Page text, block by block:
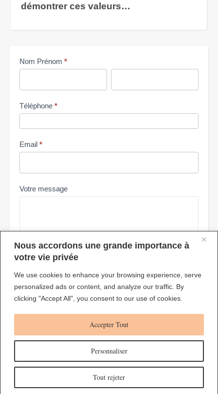
Nous accordons une grande importance à
votre vie privée
We use cookies to enhance your browsing experience, serve
personalized ads or content, and analyze our traffic. By
clicking "Accept All", you consent to our use of cookies.
Personnaliser
Tout rejeter
Accepter Tout
démontrer ces valeurs…
Me
contacter
Nom Prénom *
Téléphone *
Email *
Votre message
Envoyer
© 2024 - Nicolas - Guérisseur & Magnétiseur |
Mentions légales
Thème Ashe parWP Royal